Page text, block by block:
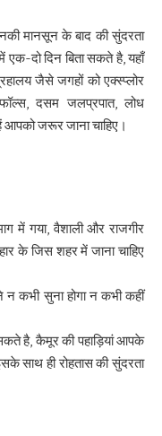
मानसून के बाद की सुंदरता
दो दिन बिता सकते है, यहाँ
जैसे जगहों को एक्स्प्लोर
दसम जलप्रपात, लोध
जरूर जाना चाहिए।
में गया, वैशाली और राजगीर
के जिस शहर में जाना चाहिए
कभी सुना होगा न कभी कहीं
है, कैमूर की पहाड़ियां आपके
साथ ही रोहतास की सुंदरता